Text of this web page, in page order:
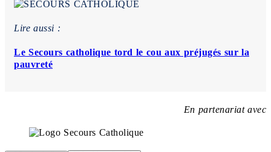
Lire aussi :
Le Secours catholique tord le cou aux préjugés sur la
pauvreté
En partenariat avec